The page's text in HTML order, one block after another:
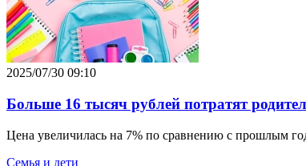
2025/07/30 09:10
Больше 16 тысяч рублей потратят
Цена увеличилась на 7% по сравнению с прошлым
Семья и дети